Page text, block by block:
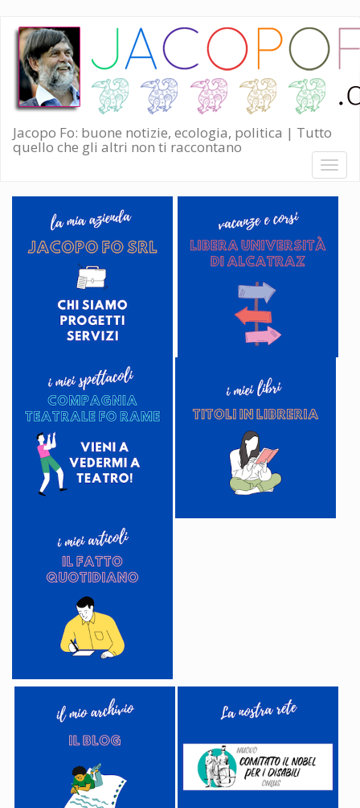
Salta
contenuto
principale
Jacopo Fo: buone notizie, ecologia, politica | Tutto
quello che gli altri non ti raccontano
Toggle